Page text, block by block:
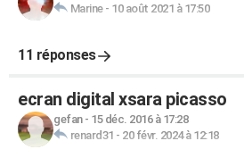
Marine- 10 août 2021 à 17:50
11 réponses
ecran digital xsara picasso
gefan- 15 déc. 2016 à 17:28
renard31 - 20 févr. 2024 à 12:18